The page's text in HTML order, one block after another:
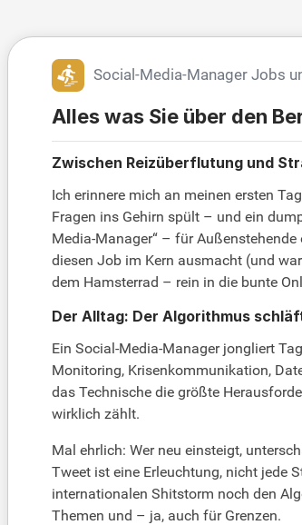
Social-Media-Manager Jobs
Alles was Sie über den
Zwischen Reizüberflutung und
Ich erinnere mich an meinen ersten
Fragen ins Gehirn spült – und ein
Media-Manager“ – für
diesen Job im Kern ausmacht (und
dem Hamsterrad – rein in die bunte
Der Alltag: Der Algorithmus
Ein Social-Media-Manager jongliert
Monitoring, Krisenkommunikation,
das Technische die größte
wirklich zählt.
Mal ehrlich: Wer neu einsteigt,
Tweet ist eine Erleuchtung, nicht jede
internationalen Shitstorm noch den
Themen und – ja, auch für Grenzen.